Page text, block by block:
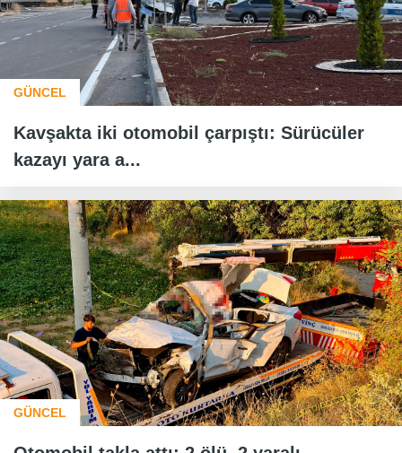
GÜNCEL
Kavşakta iki otomobil çarpıştı: Sürücüler
kazayı yara a...
GÜNCEL